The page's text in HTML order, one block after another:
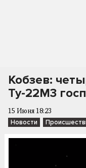
Кобзев:
Ту-22М3
15 Июня 18:23
Новости